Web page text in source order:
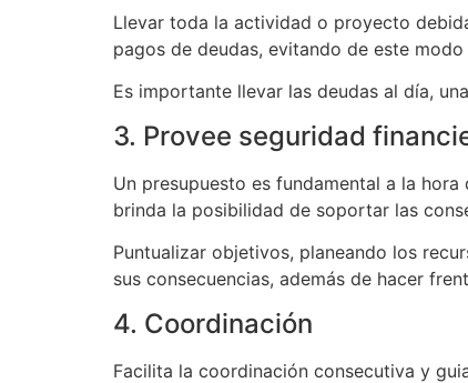
Llevar toda la actividad o proyecto
pagos de deudas, evitando de este
Es importante llevar las deudas al día,
3. Provee seguridad
Un presupuesto es fundamental a la
brinda la posibilidad de soportar las
Puntualizar objetivos, planeando los
sus consecuencias, además de hacer
4. Coordinación
Facilita la coordinación consecutiva y